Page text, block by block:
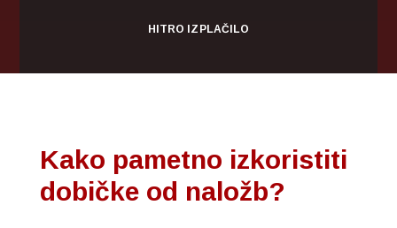
HITRO IZPLAČILO
Kako pametno izkoristiti
dobičke od naložb?